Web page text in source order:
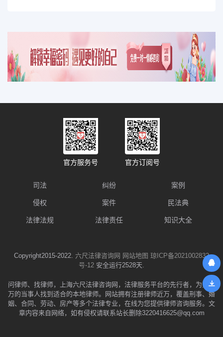
官方服务号 官方订阅号
司法 纠纷 案例
侵权 案件 民法典
法律法规 法律责任 知识大全
Copyright2015-2022. 六尺法律咨询网 网站地图 琼ICP备2021002832
号-12 安全运行2528天.
问律师、找律师，上海六尺法律咨询网，法律服务平台的先行者，为数千
万的当事人找到适合的本地律师。网站拥有注册律师近万，覆盖刑事、婚
姻、合同、劳动、房产等多个法律专业，在线为您提供律师咨询服务。文
章内容来自网络，如有侵权请联系站长删除3220416625@qq.com